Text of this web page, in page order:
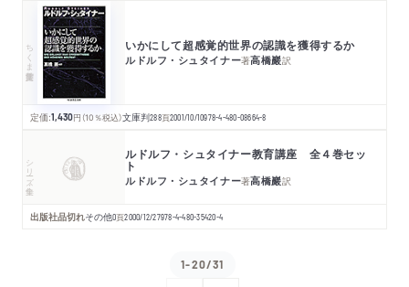
ちくま学芸文庫 いかにして超感覚的世界の認識を獲得するか
ルドルフ・シュタイナー著高橋巖訳
定価:1,430円 （10％税込）文庫判288頁2001/10/10978-4-480-08664-8
シリーズ・全集 ルドルフ・シュタイナー教育講座 全４巻セッ
ト
ルドルフ・シュタイナー著高橋巖訳
出版社品切れその他0頁2000/12/27978-4-480-35420-4
1-20/31